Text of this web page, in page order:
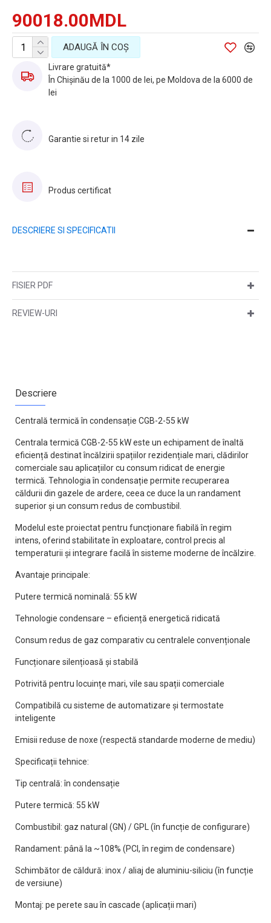
90018.00MDL
ADAUGĂ ÎN COŞ
Livrare gratuită*
În Chișinău de la 1000 de lei, pe Moldova de la 6000 de
lei
Garantie si retur in 14 zile
Produs certificat
DESCRIERE SI SPECIFICATII
FISIER PDF
REVIEW-URI
Descriere
Centrală termică în condensație CGB-2-55 kW
Centrala termică CGB-2-55 kW este un echipament de înaltă
eficiență destinat încălzirii spațiilor rezidențiale mari, clădirilor
comerciale sau aplicațiilor cu consum ridicat de energie
termică. Tehnologia în condensație permite recuperarea
căldurii din gazele de ardere, ceea ce duce la un randament
superior și un consum redus de combustibil.
Modelul este proiectat pentru funcționare fiabilă în regim
intens, oferind stabilitate în exploatare, control precis al
temperaturii și integrare facilă în sisteme moderne de încălzire.
Avantaje principale:
Putere termică nominală: 55 kW
Tehnologie condensare – eficiență energetică ridicată
Consum redus de gaz comparativ cu centralele convenționale
Funcționare silențioasă și stabilă
Potrivită pentru locuințe mari, vile sau spații comerciale
Compatibilă cu sisteme de automatizare și termostate
inteligente
Emisii reduse de noxe (respectă standarde moderne de mediu)
Specificații tehnice:
Tip centrală: în condensație
Putere termică: 55 kW
Combustibil: gaz natural (GN) / GPL (în funcție de configurare)
Randament: până la ~108% (PCI, în regim de condensare)
Schimbător de căldură: inox / aliaj de aluminiu-siliciu (în funcție
de versiune)
Montaj: pe perete sau în cascade (aplicații mari)